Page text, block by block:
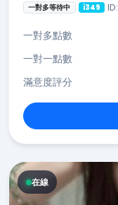
一對多等待中 i349
一對多點數
一對一點數
滿意度評分
在線